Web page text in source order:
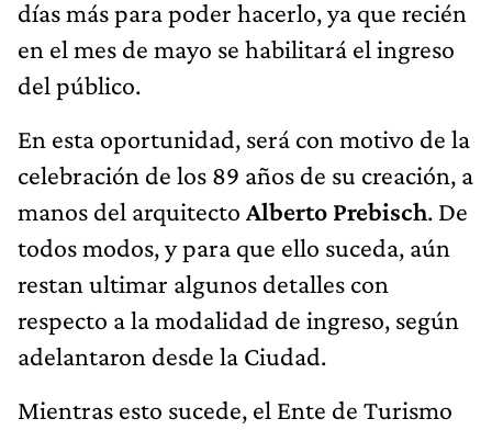
días más para poder hacerlo, ya que recién
en el mes de mayo se habilitará el ingreso
del público.
En esta oportunidad, será con motivo de la
celebración de los 89 años de su creación, a
manos del arquitecto Alberto Prebisch. De
todos modos, y para que ello suceda, aún
restan ultimar algunos detalles con
respecto a la modalidad de ingreso, según
adelantaron desde la Ciudad.
Mientras esto sucede, el Ente de Turismo